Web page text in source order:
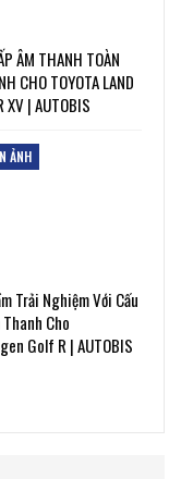
ÂM THANH TOÀN
CHO TOYOTA LAND
XV | AUTOBIS
ẢNH
Trải Nghiệm Với Cấu
Cho
Golf R | AUTOBIS